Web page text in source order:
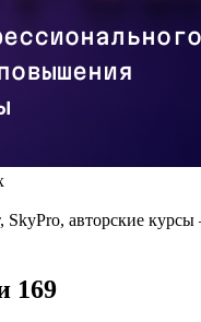
SkyPro, авторские
169